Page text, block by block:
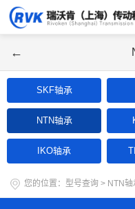
←
SKF轴承
NTN轴承
IKO轴承
您的位置： 型号查询 > NTN轴